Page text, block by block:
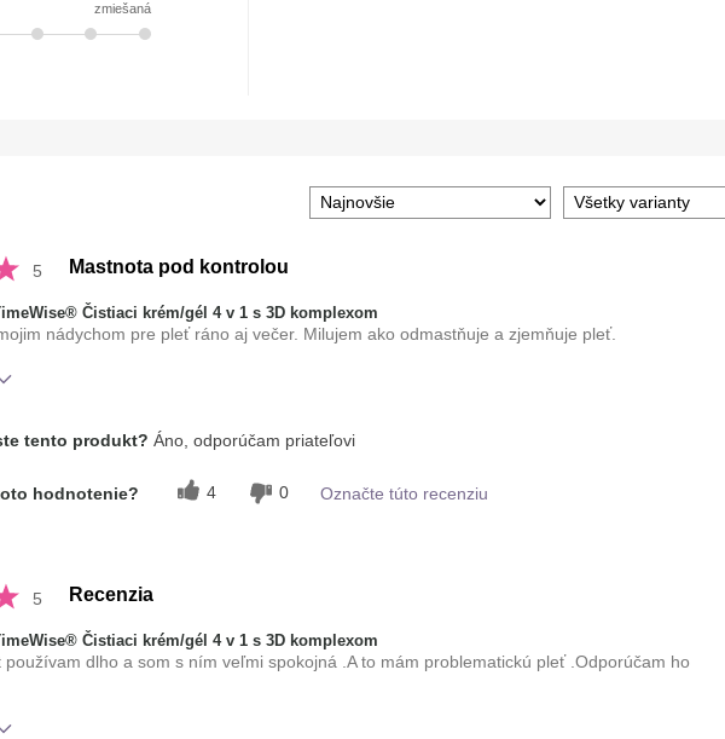
zmiešaná
5 Mastnota pod kontrolou
Čistiaci krém/gél 4 v 1 s 3D komplexom
nádychom pre pleť ráno aj večer. Milujem ako odmastňuje a zjemňuje pleť.
Osviežujúci, Príjemný pocit na pokožke, Stačí malé
mastná
tento produkt? Áno, odporúčam priateľovi
hodnotenie? 4 0 Označte túto recenziu
5 Recenzia
Čistiaci krém/gél 4 v 1 s 3D komplexom
dlho a som s ním veľmi spokojná .A to mám problematickú pleť .Odporúčam ho